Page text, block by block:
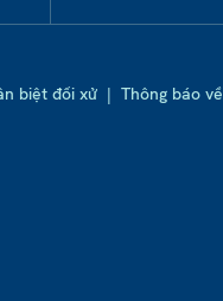
biệt đối xử | Thông báo